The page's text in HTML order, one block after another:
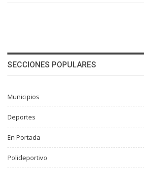
SECCIONES POPULARES
Municipios
Deportes
En Portada
Polideportivo